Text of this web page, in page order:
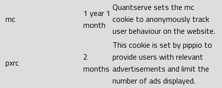
mc
1 year 1
month
Quantserve sets the mc
cookie to anonymously track
user behaviour on the website.
pxrc
2
months
This cookie is set by pippio to
provide users with relevant
advertisements and limit the
number of ads displayed.